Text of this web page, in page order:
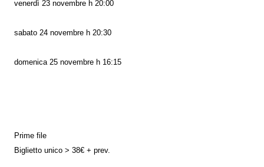
venerdì 23 novembre h 20:00
sabato 24 novembre h 20:30
domenica 25 novembre h 16:15
Prime file
Biglietto unico > 38€ + prev.